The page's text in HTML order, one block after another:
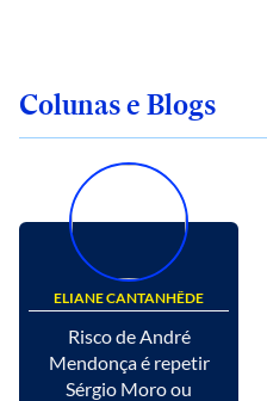
Colunas e Blogs
ELIANE CANTANHÊDE
Risco de André
Mendonça é repetir
Sérgio Moro ou